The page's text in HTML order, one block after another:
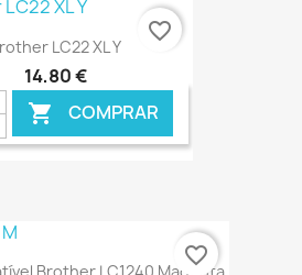
€ ONLINE
LC22 XL Y
14,80 €
 COMPRAR
favorite_border
favorite_border